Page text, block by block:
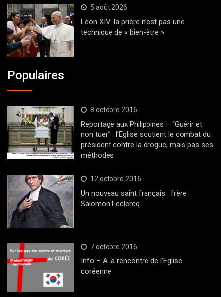
5 août 2026
Léon XIV: la prière n’est pas une
technique de « bien-être »
Populaires
8 octobre 2016
Reportage aux Philippines – “Guérir et
non tuer” : l’Eglise soutient le combat du
président contre la drogue, mais pas ses
méthodes
12 octobre 2016
Un nouveau saint français : frère
Salomon Leclercq
7 octobre 2016
Info – A la rencontre de l’Eglise
coréenne